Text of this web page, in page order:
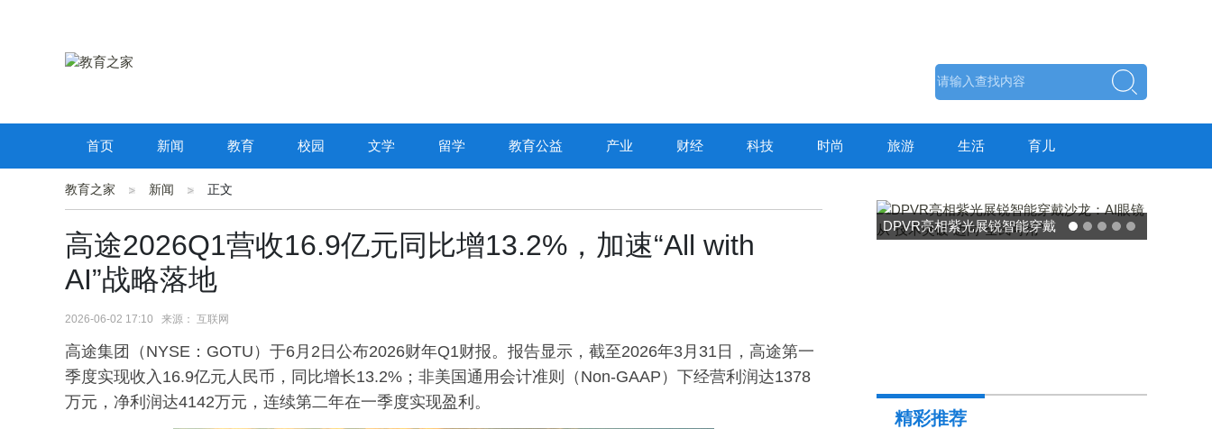
首页 新闻 教育 校园 文学 留学 教育公益 产业 财经 科技 时尚 旅游 生活 育儿
教育之家 新闻 正文
高途2026Q1营收16.9亿元同比增13.2%，加速“All with
AI”战略落地
2026-06-02 17:10 来源： 互联网
高途集团（NYSE：GOTU）于6月2日公布2026财年Q1财报。报告显示，截至2026年3月31日，高途第一
季度实现收入16.9亿元人民币，同比增长13.2%；非美国通用会计准则（Non-GAAP）下经营利润达1378
万元，净利润达4142万元，连续第二年在一季度实现盈利。
DPVR亮相紫光展锐智能穿戴
精彩推荐